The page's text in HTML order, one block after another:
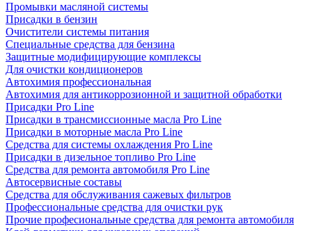
Промывки масляной системы
Присадки в бензин
Очистители системы питания
Специальные срeдства для бензина
Защитные модифицирующие комплексы
Для очистки кондиционеров
Автохимия профессиональная
Автохимия для антикоррозионной и защитной обработки
Присадки Pro Line
Присадки в трансмиссионные масла Pro Line
Присадки в моторные масла Pro Line
Средства для системы охлаждения Pro Line
Присадки в дизельное топливо Pro Line
Средства для ремонта автомобиля Pro Line
Автосервисные составы
Средства для обслуживания сажевых фильтров
Профессиональные средства для очистки рук
Прочие професиональные средства для ремонта автомобиля